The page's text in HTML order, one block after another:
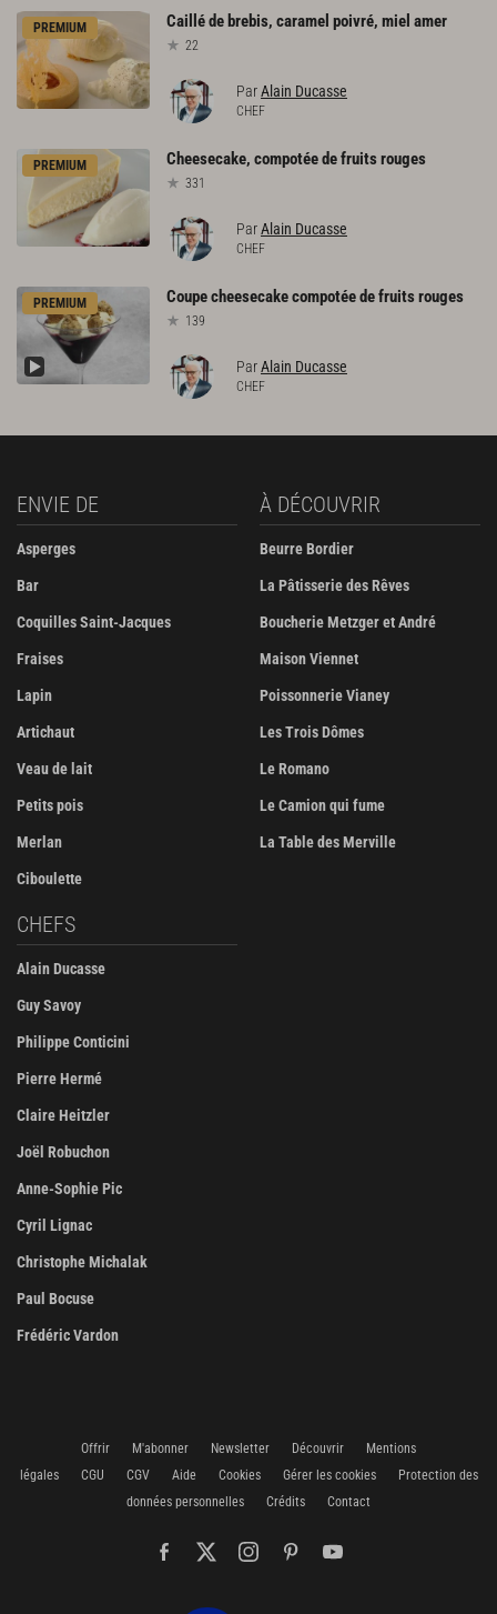
PREMIUM Cailléde brebis, caramel poivré, miel amer
22
ParAlain Ducasse
CHEF
PREMIUM Cheesecake, compotéedefruitsrouges
331
ParAlain Ducasse
CHEF
PREMIUM Coupecheesecakecompotéedefruitsrouges
139
ParAlain Ducasse
CHEF
ENVIE DE
Asperges
Bar
Coquilles Saint-Jacques
Fraises
Lapin
Artichaut
Veau de lait
Petits pois
Merlan
Ciboulette
À DÉCOUVRIR
Beurre Bordier
La Pâtisserie des Rêves
Boucherie Metzger et André
Maison Viennet
Poissonnerie Vianey
Les Trois Dômes
Le Romano
Le Camion qui fume
La Table des Merville
CHEFS
Alain Ducasse
Guy Savoy
Philippe Conticini
Pierre Hermé
Claire Heitzler
Joël Robuchon
Anne-Sophie Pic
Cyril Lignac
Christophe Michalak
Paul Bocuse
Frédéric Vardon
Offrir M'abonner Newsletter Découvrir
Mentions
légales
CGU CGV Aide Cookies Gérer les cookies
Protection des
données personnelles
Crédits Contact